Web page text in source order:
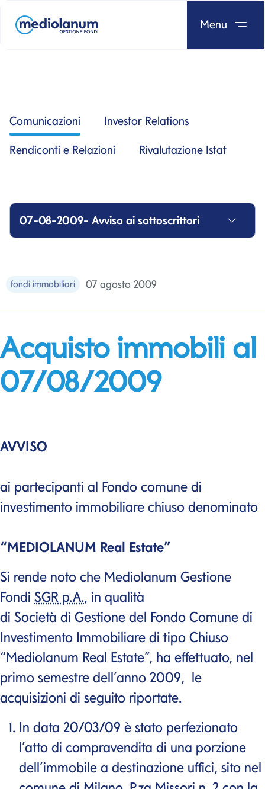
Salta al contenuto
Menu
Comunicazioni Investor Relations
Rendiconti e Relazioni Rivalutazione Istat
07-08-2009- Avviso ai sottoscrittori
fondi immobiliari 07 agosto 2009
Acquisto immobili al
07/08/2009
AVVISO
ai partecipanti al Fondo comune di
investimento immobiliare chiuso denominato
“MEDIOLANUM Real Estate”
Si rende noto che Mediolanum Gestione
Fondi SGR p.A., in qualità
di Società di Gestione del Fondo Comune di
Investimento Immobiliare di tipo Chiuso
“Mediolanum Real Estate”, ha effettuato, nel
primo semestre dell’anno 2009, le
acquisizioni di seguito riportate.
In data 20/03/09 è stato perfezionato
l’atto di compravendita di una porzione
dell’immobile a destinazione uffici, sito nel